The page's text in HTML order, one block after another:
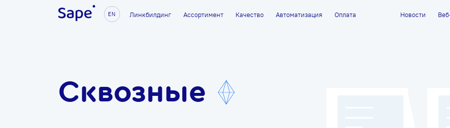
EN Линкбилдинг Ассортимент Качество Автоматизация Оплата Новости
Сквозные